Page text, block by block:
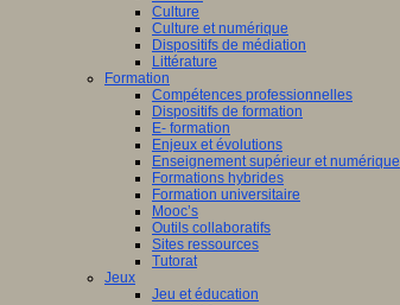
Culture
Culture et numérique
Dispositifs de médiation
Littérature
Formation
Compétences professionnelles
Dispositifs de formation
E- formation
Enjeux et évolutions
Enseignement supérieur et numérique
Formations hybrides
Formation universitaire
Mooc’s
Outils collaboratifs
Sites ressources
Tutorat
Jeux
Jeu et éducation